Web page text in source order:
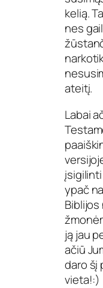
kelią.
nes
ateitį.
Labai
ypač
ją jau
ačiū
daro šį
vieta!:)